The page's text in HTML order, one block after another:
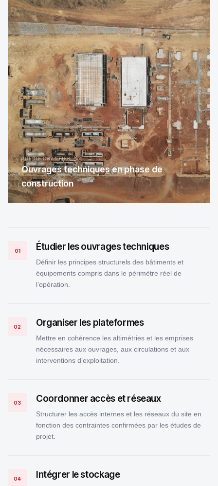
VUE DE CHANTIER
Ouvrages techniques en phase de
construction
01 Étudier les ouvrages techniques
Définir les principes structurels des bâtiments et
équipements compris dans le périmètre réel de
l’opération.
02 Organiser les plateformes
Mettre en cohérence les altimétries et les emprises
nécessaires aux ouvrages, aux circulations et aux
interventions d’exploitation.
03 Coordonner accès et réseaux
Structurer les accès internes et les réseaux du site en
fonction des contraintes confirmées par les études de
projet.
04 Intégrer le stockage